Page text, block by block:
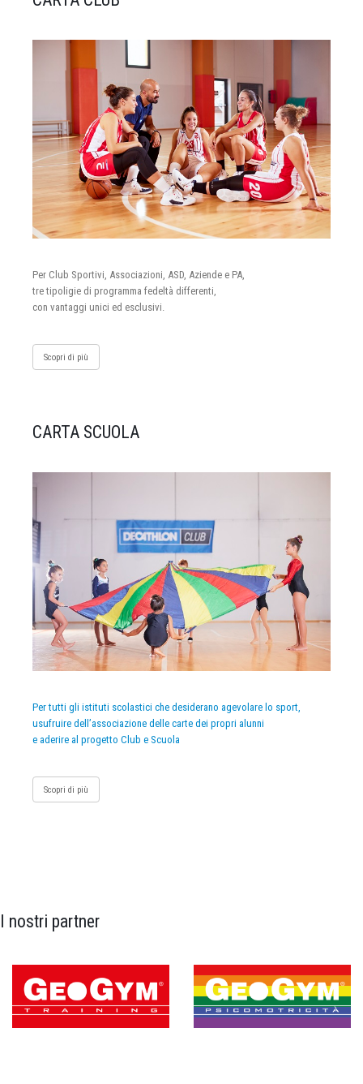
Per Club Sportivi, Associazioni, ASD, Aziende e PA,
tre tipoligie di programma fedeltà differenti,
con vantaggi unici ed esclusivi.
Scopri di più
CARTA SCUOLA
Per tutti gli istituti scolastici che desiderano agevolare lo sport,
usufruire dell’associazione delle carte dei propri alunni
e aderire al progetto Club e Scuola
Scopri di più
I nostri partner